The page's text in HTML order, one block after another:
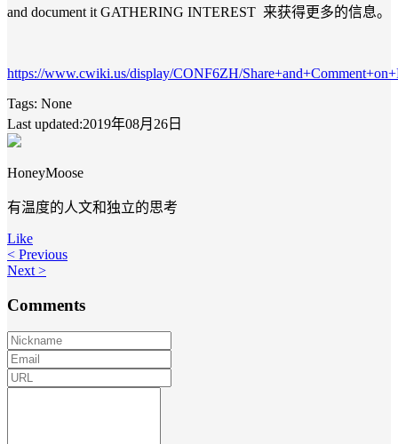
and document it GATHERING INTEREST 来获得更多的信息。
https://www.cwiki.us/display/CONF6ZH/
Tags: None
Last updated:2019年08月26日
HoneyMoose
有温度的人文和独立的思考
Like
< Previous
Next >
Comments